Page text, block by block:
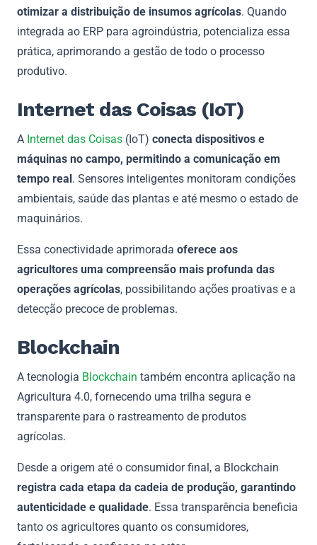
otimizar a distribuição de insumos agrícolas. Quando
integrada ao ERP para agroindústria, potencializa essa
prática, aprimorando a gestão de todo o processo
produtivo.
Internet das Coisas (IoT)
A Internet das Coisas (IoT) conecta dispositivos e
máquinas no campo, permitindo a comunicação em
tempo real. Sensores inteligentes monitoram condições
ambientais, saúde das plantas e até mesmo o estado de
maquinários.
Essa conectividade aprimorada oferece aos
agricultores uma compreensão mais profunda das
operações agrícolas, possibilitando ações proativas e a
detecção precoce de problemas.
Blockchain
A tecnologia Blockchain também encontra aplicação na
Agricultura 4.0, fornecendo uma trilha segura e
transparente para o rastreamento de produtos
agrícolas.
Desde a origem até o consumidor final, a Blockchain
registra cada etapa da cadeia de produção, garantindo
autenticidade e qualidade. Essa transparência beneficia
tanto os agricultores quanto os consumidores,